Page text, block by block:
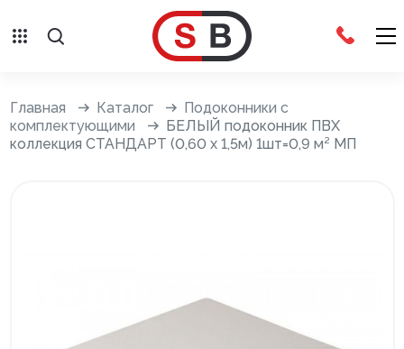
Сайдинг с фурнитурой
Главная Каталог
Подоконники с
комплектующими
БЕЛЫЙ подоконник ПВХ
коллекция СТАНДАРТ (0,60 х 1,5м) 1шт=0,9 м² МП